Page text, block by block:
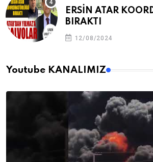
ERSİN ATAR
BIRAKTI
12/08/2024
Youtube KANALIMIZ